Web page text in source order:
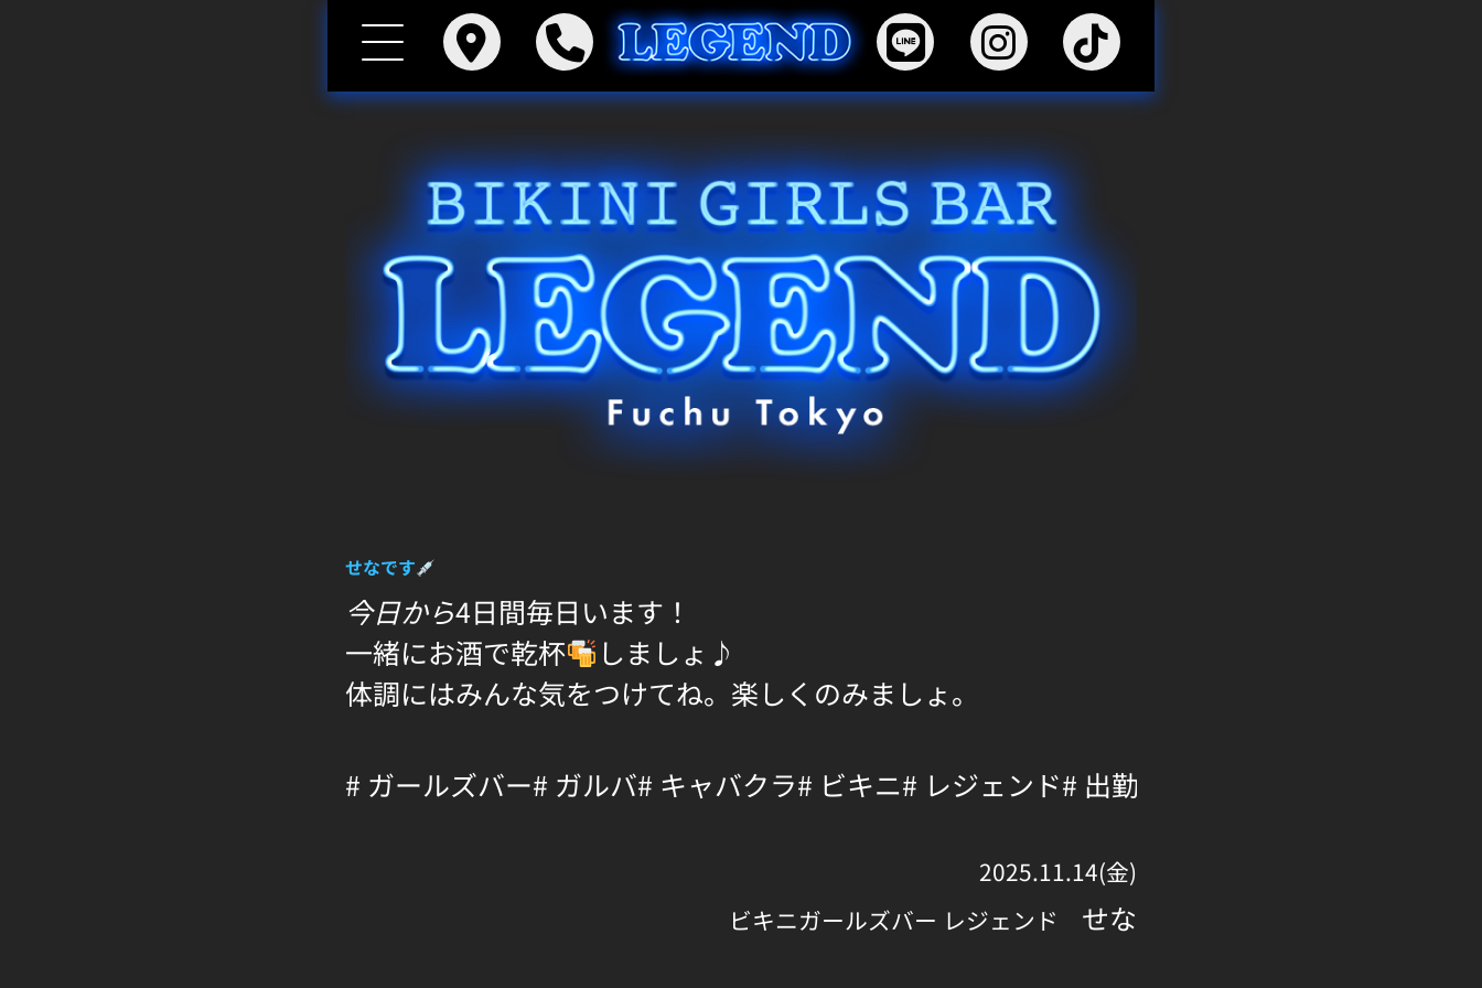
せなです
今日から4日間毎日います！
一緒にお酒で乾杯
しましょ♪
体調にはみんな気をつけてね。楽しくのみましょ。
# ガールズバー# ガルバ# キャバクラ# ビキニ# レジェンド# 出勤
2025.11.14(金)
ビキニガールズバー レジェンド
せな